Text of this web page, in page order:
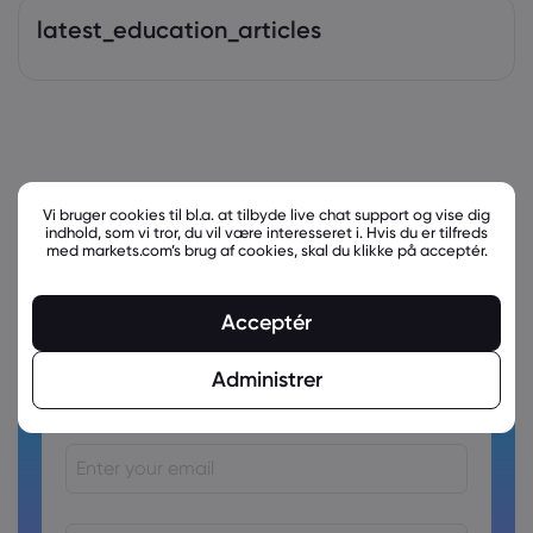
latest_education_articles
Ready to trade?
Vi bruger cookies til bl.a. at tilbyde live chat support og vise dig
indhold, som vi tror, du vil være interesseret i. Hvis du er tilfreds
med markets.com’s brug af cookies, skal du klikke på acceptér.
Acceptér
Administrer